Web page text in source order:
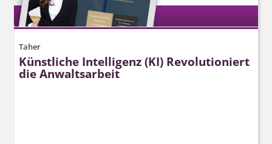
Taher
Künstliche Intelligenz (KI) Revolutioniert
die Anwaltsarbeit